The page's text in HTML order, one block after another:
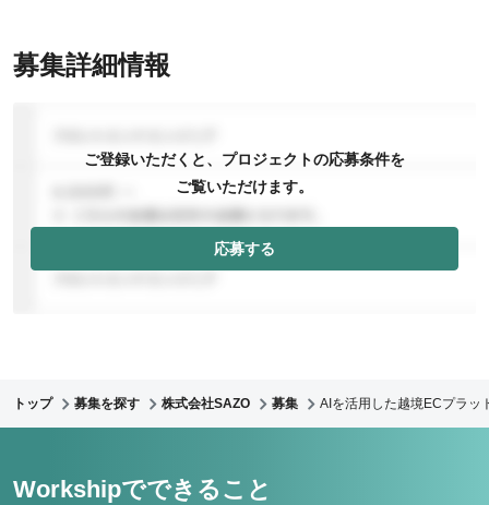
募集詳細情報
ご登録いただくと、プロジェクトの応募条件を
ご覧いただけます。
応募する
トップ 募集を探す 株式会社SAZO 募集 AIを活用した越境ECプラッ
Workshipでできること